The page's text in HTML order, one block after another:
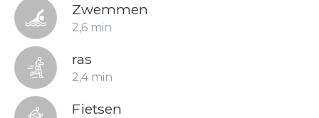
Zwemmen
2,6 min
ras
2,4 min
Fietsen